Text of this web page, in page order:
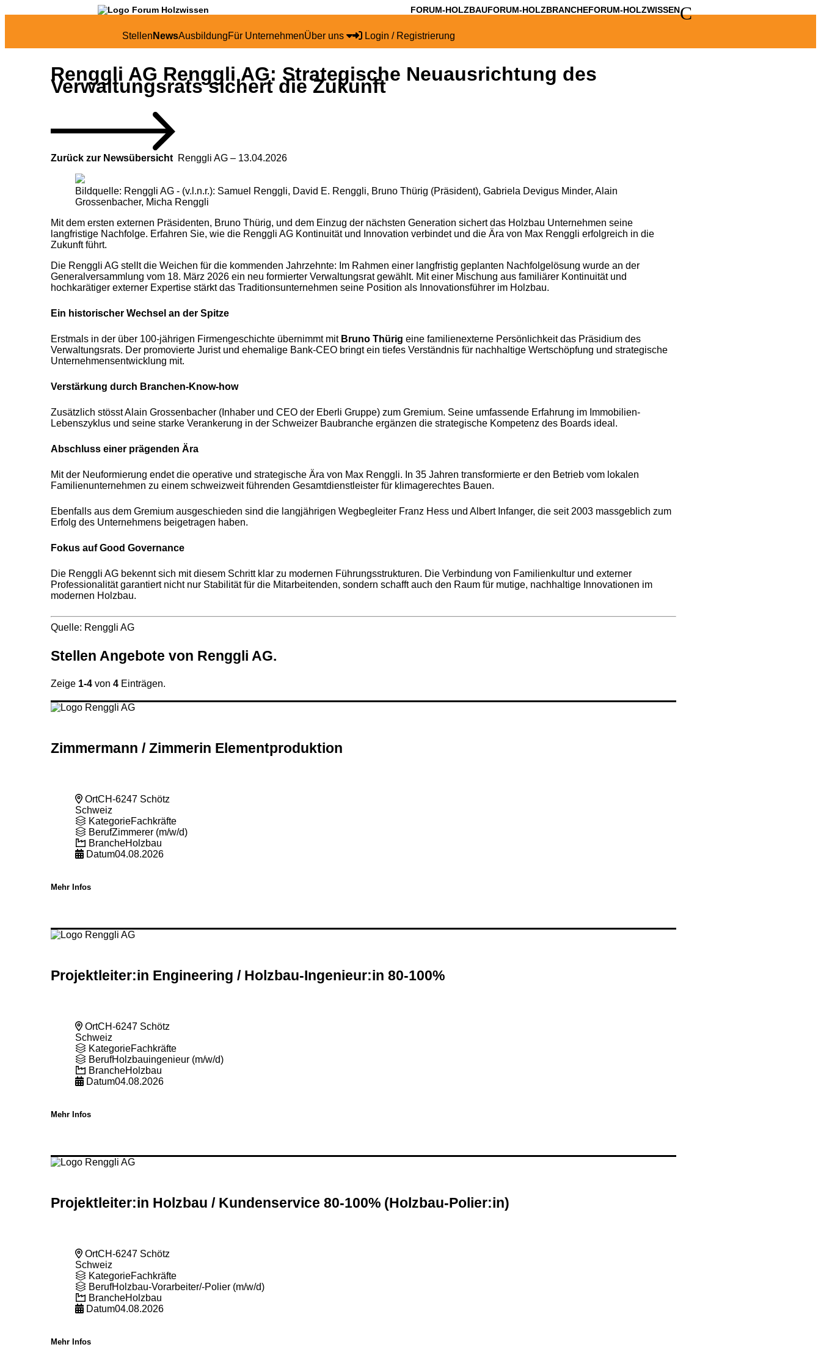
FORUM-HOLZBAUFORUM-HOLZBRANCHEFORUM-HOLZWISSENC
Stellen NewsAusbildungFür UnternehmenÜber uns Login / Registrierung
Renggli AG Renggli AG: Strategische Neuausrichtung des
Verwaltungsrats sichert die Zukunft
Zurück zur Newsübersicht Renggli AG – 13.04.2026
Bildquelle: Renggli AG - (v.l.n.r.): Samuel Renggli, David E. Renggli, Bruno Thürig (Präsident), Gabriela Devigus Minder, Alain
Grossenbacher, Micha Renggli
Mit dem ersten externen Präsidenten, Bruno Thürig, und dem Einzug der nächsten Generation sichert das Holzbau Unternehmen seine
langfristige Nachfolge. Erfahren Sie, wie die Renggli AG Kontinuität und Innovation verbindet und die Ära von Max Renggli erfolgreich in die
Zukunft führt.
Die Renggli AG stellt die Weichen für die kommenden Jahrzehnte: Im Rahmen einer langfristig geplanten Nachfolgelösung wurde an der
Generalversammlung vom 18. März 2026 ein neu formierter Verwaltungsrat gewählt. Mit einer Mischung aus familiärer Kontinuität und
hochkarätiger externer Expertise stärkt das Traditionsunternehmen seine Position als Innovationsführer im Holzbau.
Ein historischer Wechsel an der Spitze
Erstmals in der über 100-jährigen Firmengeschichte übernimmt mit Bruno Thürig eine familienexterne Persönlichkeit das Präsidium des
Verwaltungsrats. Der promovierte Jurist und ehemalige Bank-CEO bringt ein tiefes Verständnis für nachhaltige Wertschöpfung und strategische
Unternehmensentwicklung mit.
Verstärkung durch Branchen-Know-how
Zusätzlich stösst Alain Grossenbacher (Inhaber und CEO der Eberli Gruppe) zum Gremium. Seine umfassende Erfahrung im Immobilien-
Lebenszyklus und seine starke Verankerung in der Schweizer Baubranche ergänzen die strategische Kompetenz des Boards ideal.
Abschluss einer prägenden Ära
Mit der Neuformierung endet die operative und strategische Ära von Max Renggli. In 35 Jahren transformierte er den Betrieb vom lokalen
Familienunternehmen zu einem schweizweit führenden Gesamtdienstleister für klimagerechtes Bauen.
Ebenfalls aus dem Gremium ausgeschieden sind die langjährigen Wegbegleiter Franz Hess und Albert Infanger, die seit 2003 massgeblich zum
Erfolg des Unternehmens beigetragen haben.
Fokus auf Good Governance
Die Renggli AG bekennt sich mit diesem Schritt klar zu modernen Führungsstrukturen. Die Verbindung von Familienkultur und externer
Professionalität garantiert nicht nur Stabilität für die Mitarbeitenden, sondern schafft auch den Raum für mutige, nachhaltige Innovationen im
modernen Holzbau.
Quelle: Renggli AG
Stellen Angebote von Renggli AG.
Zeige 1-4von 4Einträgen.
Zimmermann / Zimmerin Elementproduktion
OrtCH-6247 Schötz
Schweiz
KategorieFachkräfte
BerufZimmerer (m/w/d)
BrancheHolzbau
Datum04.08.2026
Mehr Infos
Projektleiter:in Engineering / Holzbau-Ingenieur:in 80-100%
OrtCH-6247 Schötz
Schweiz
KategorieFachkräfte
BerufHolzbauingenieur (m/w/d)
BrancheHolzbau
Datum04.08.2026
Mehr Infos
Projektleiter:in Holzbau / Kundenservice 80-100% (Holzbau-Polier:in)
OrtCH-6247 Schötz
Schweiz
KategorieFachkräfte
BerufHolzbau-Vorarbeiter/-Polier (m/w/d)
BrancheHolzbau
Datum04.08.2026
Mehr Infos